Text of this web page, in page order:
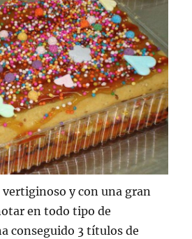
y con una gran
en todo tipo de
conseguido 3 títulos de